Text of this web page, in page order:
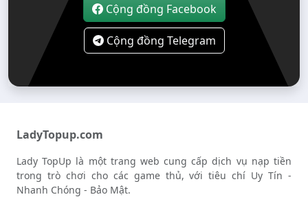
Cộng đồng Facebook
Cộng đồng Telegram
LadyTopup.com
Lady TopUp là một trang web cung cấp dịch vụ nạp tiền
trong trò chơi cho các game thủ, với tiêu chí Uy Tín -
Nhanh Chóng - Bảo Mật.